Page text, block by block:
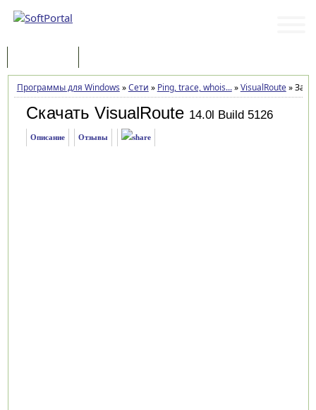
Программы для Windows »Сети » Ping, trace, whois...»VisualRoute»
Скачать VisualRoute 14.0l Build 5126
Описание Отзывы